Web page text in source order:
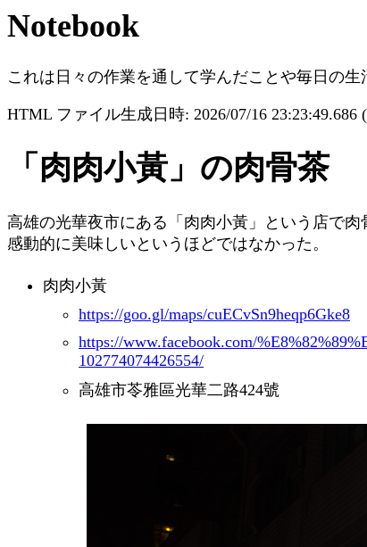
Notebook
これは日々の作業を通して学んだことや毎日の
HTML ファイル生成日時: 2026/07/16 23:23:49.686
「肉肉小黃」の肉骨茶
高雄の光華夜市にある「肉肉小黃」という店で
感動的に美味しいというほどではなかった。
肉肉小黃
https://goo.gl/maps/cuECvSn9heqp6Gke8
https://www.facebook.com/
102774074426554/
高雄市苓雅區光華二路424號